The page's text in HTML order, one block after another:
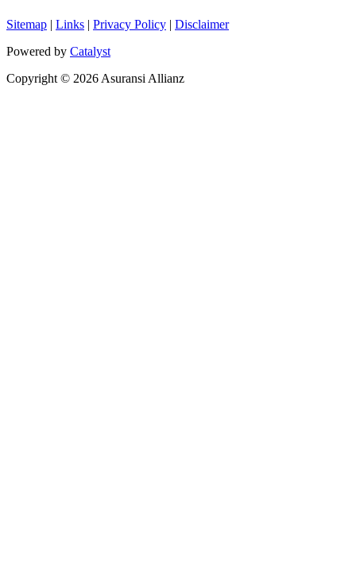
Sitemap | Links | Privacy Policy | Disclaimer
Powered by Catalyst
Copyright © 2026 Asuransi Allianz